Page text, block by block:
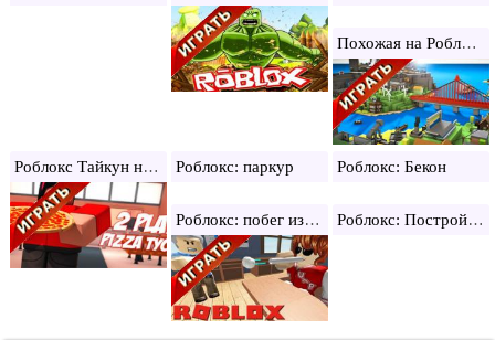
Похожая на Роблокс
Роблокс Тайкун на 2 игрока Роблокс: паркур Роблокс: Бекон
Роблокс: побег из школы Роблокс: Построй, чтобы выжить